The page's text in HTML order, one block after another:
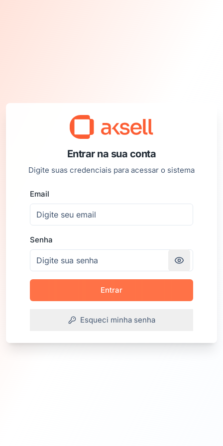
Entrar na sua conta
Digite suas credenciais para acessar o sistema
Email
Senha
Entrar
Esqueci minha senha